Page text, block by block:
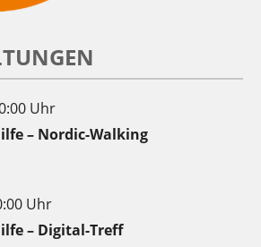
Uhr
– Nordic-Walking
Uhr
– Digital-Treff